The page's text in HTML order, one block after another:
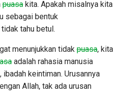
puasa kita. Apakah misalnya kita
sebagai bentuk
tahu betul.
menunjukkan tidak puasa, kita
adalah rahasia manusia
keintiman. Urusannya
Allah, tak ada urusan